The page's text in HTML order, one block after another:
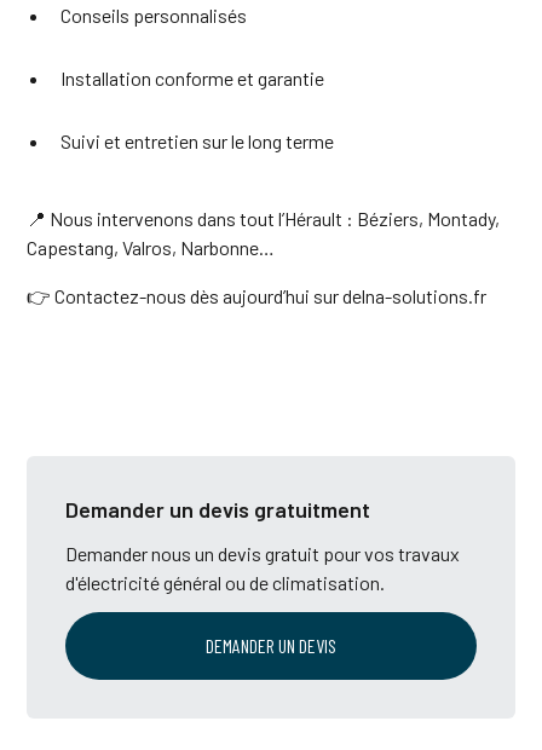
Conseils personnalisés
Installation conforme et garantie
Suivi et entretien sur le long terme
📍 Nous intervenons dans tout l’Hérault : Béziers, Montady,
Capestang, Valros, Narbonne…
👉 Contactez-nous dès aujourd’hui sur delna-solutions.fr
Demander un devis gratuitment
Demander nous un devis gratuit pour vos travaux
d'électricité général ou de climatisation.
DEMANDER UN DEVIS